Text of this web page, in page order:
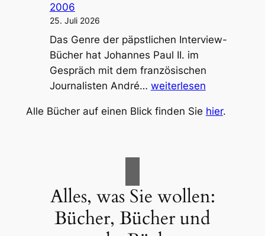
2006
25. Juli 2026
Das Genre der päpstlichen Interview-
Bücher hat Johannes Paul II. im
Gespräch mit dem französischen
Journalisten André… Joseph
XVI.:
Gott
und
die
weiterlesen
Alle Bücher auf einen Blick finden Sie hier.
Alles, was Sie wollen:
Bücher, Bücher und